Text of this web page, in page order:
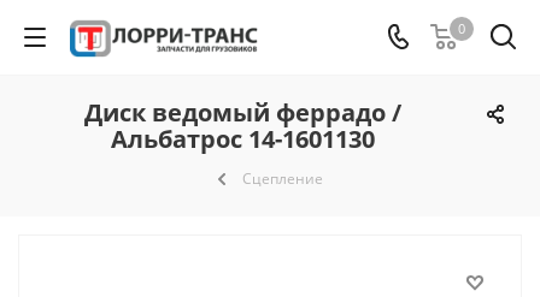
0
Диск ведомый феррадо /
Альбатрос 14-1601130
Сцепление